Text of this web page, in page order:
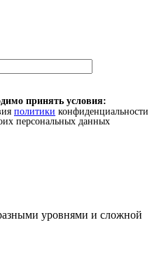
принять условия:
политики конфиденциальности
персональных данных